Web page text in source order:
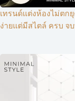
เทรนด์แต่งห้องไม่ตก
ง่ายแต่มีสไตล์ ครบ จ